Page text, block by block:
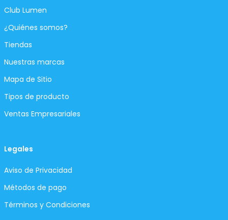
Club Lumen
¿Quiénes somos?
Tiendas
Nuestras marcas
Mapa de Sitio
Tipos de producto
Ventas Empresariales
Legales
Aviso de Privacidad
Métodos de pago
Términos y Condiciones